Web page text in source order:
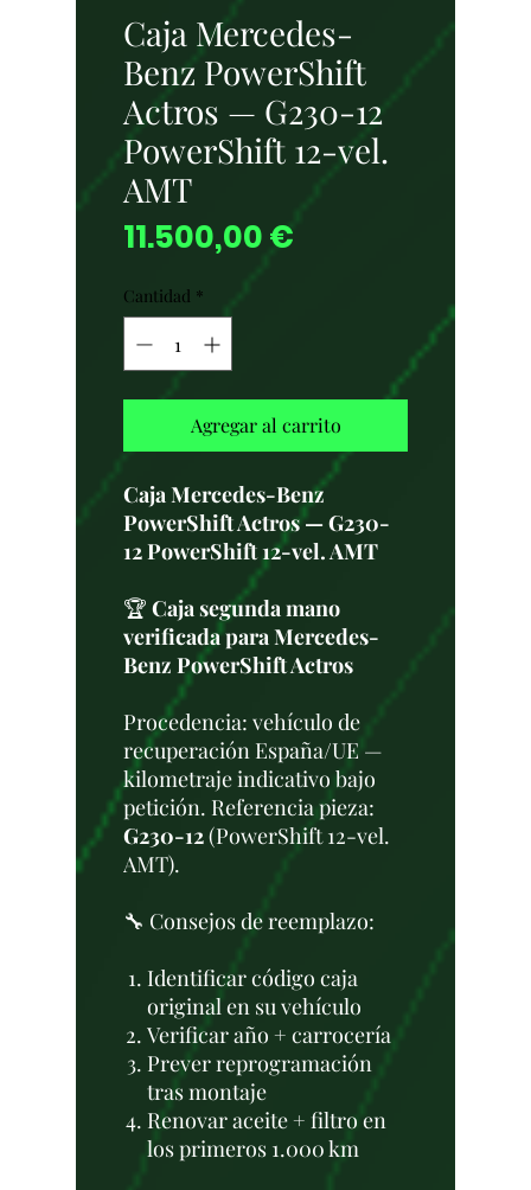
Caja Mercedes-
Benz PowerShift
Actros — G230-12
PowerShift 12-vel.
AMT
11.500,00 €
Cantidad *
Agregar al carrito
Caja Mercedes-Benz
PowerShift Actros — G230-
12 PowerShift 12-vel. AMT
🏆 Caja segunda mano
verificada para Mercedes-
Benz PowerShift Actros
Procedencia: vehículo de
recuperación España/UE —
kilometraje indicativo bajo
petición. Referencia pieza:
G230-12(PowerShift 12-vel.
AMT).
🔧 Consejos de reemplazo:
Identificar código caja
original en su vehículo
Verificar año + carrocería
Prever reprogramación
tras montaje
Renovar aceite + filtro en
los primeros 1.000 km